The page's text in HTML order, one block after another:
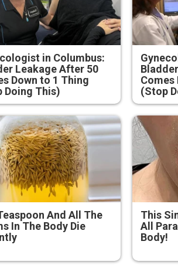
in Columbus:
Leakage After 50
Down to 1 Thing
Doing This)
Comes
(Stop
And All The
In The Body Die
This
All
Body!